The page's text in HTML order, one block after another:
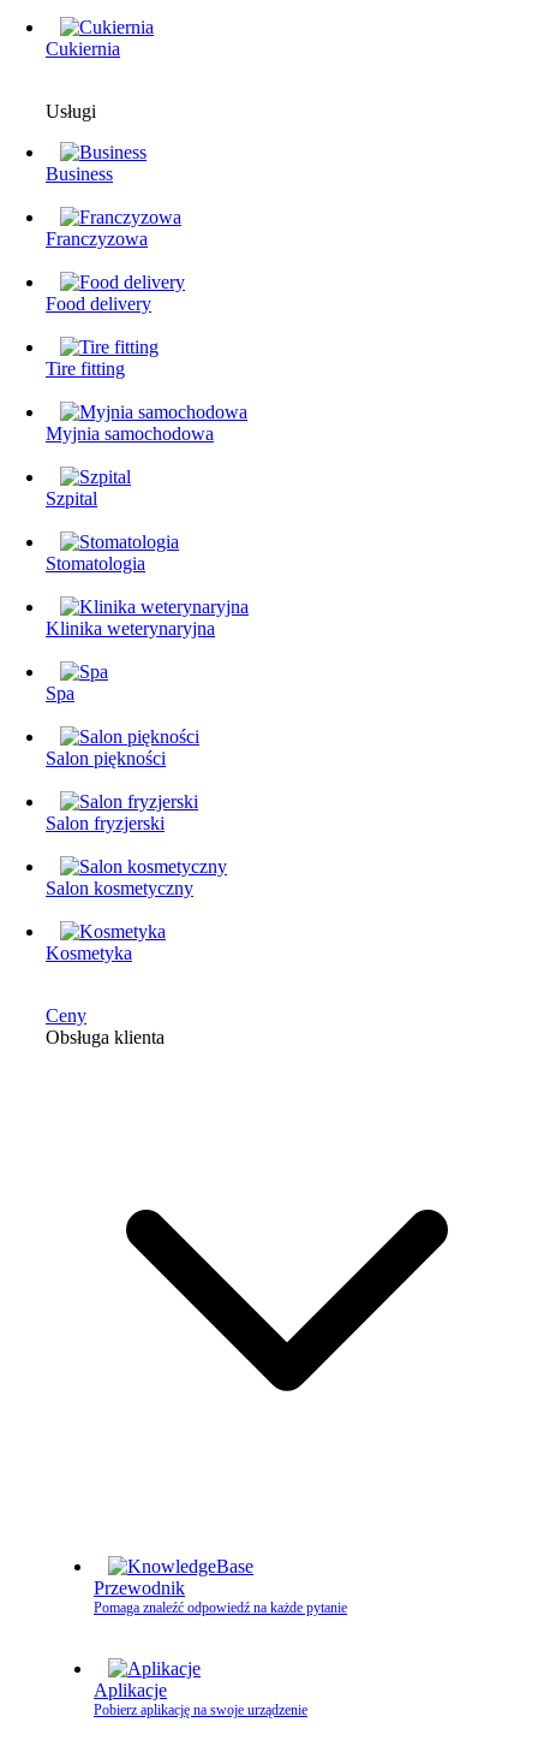
Cukiernia
Usługi
Business
Franczyzowa
Food delivery
Tire fitting
Myjnia samochodowa
Szpital
Stomatologia
Klinika weterynaryjna
Spa
Salon piękności
Salon fryzjerski
Salon kosmetyczny
Kosmetyka
Ceny
Obsługa klienta
Przewodnik
Pomaga znaleźć odpowiedź na każde pytanie
Aplikacje
Pobierz aplikację na swoje urządzenie